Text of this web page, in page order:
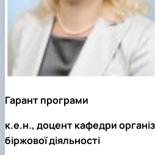
Гарант програми
к.е.н., доценткафедри
біржової діяльності